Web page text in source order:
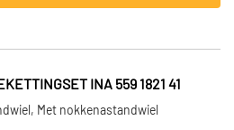
INA 559 1821 41
Met nokkenastandwiel